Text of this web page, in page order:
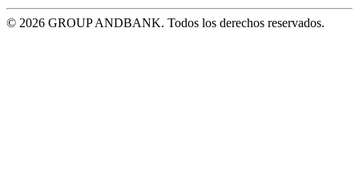
© 2026 GROUP ANDBANK. Todos los derechos reservados.